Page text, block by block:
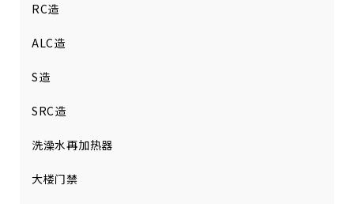
RC造
ALC造
S造
SRC造
洗澡水再加热器
大楼门禁